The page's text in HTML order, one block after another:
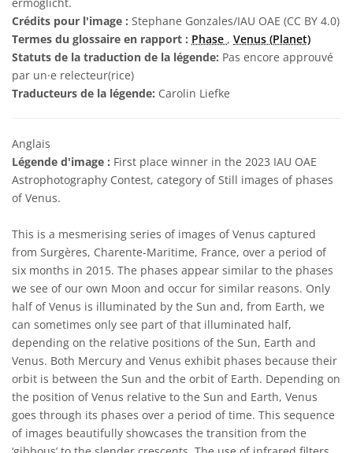
Crédits pour l'image : Stephane Gonzales/IAU OAE (CC BY 4.0)
Termes du glossaire en rapport : Phase , Venus (Planet)
Statuts de la traduction de la légende: Pas encore approuvé
par un·e relecteur(rice)
Traducteurs de la légende: Carolin Liefke
Anglais
Légende d'image : First place winner in the 2023 IAU OAE
Astrophotography Contest, category of Still images of phases
of Venus.
This is a mesmerising series of images of Venus captured
from Surgères, Charente-Maritime, France, over a period of
six months in 2015. The phases appear similar to the phases
we see of our own Moon and occur for similar reasons. Only
half of Venus is illuminated by the Sun and, from Earth, we
can sometimes only see part of that illuminated half,
depending on the relative positions of the Sun, Earth and
Venus. Both Mercury and Venus exhibit phases because their
orbit is between the Sun and the orbit of Earth. Depending on
the position of Venus relative to the Sun and Earth, Venus
goes through its phases over a period of time. This sequence
of images beautifully showcases the transition from the